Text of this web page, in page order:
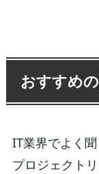
おすすめ
IT業界でよく
プロジェクト